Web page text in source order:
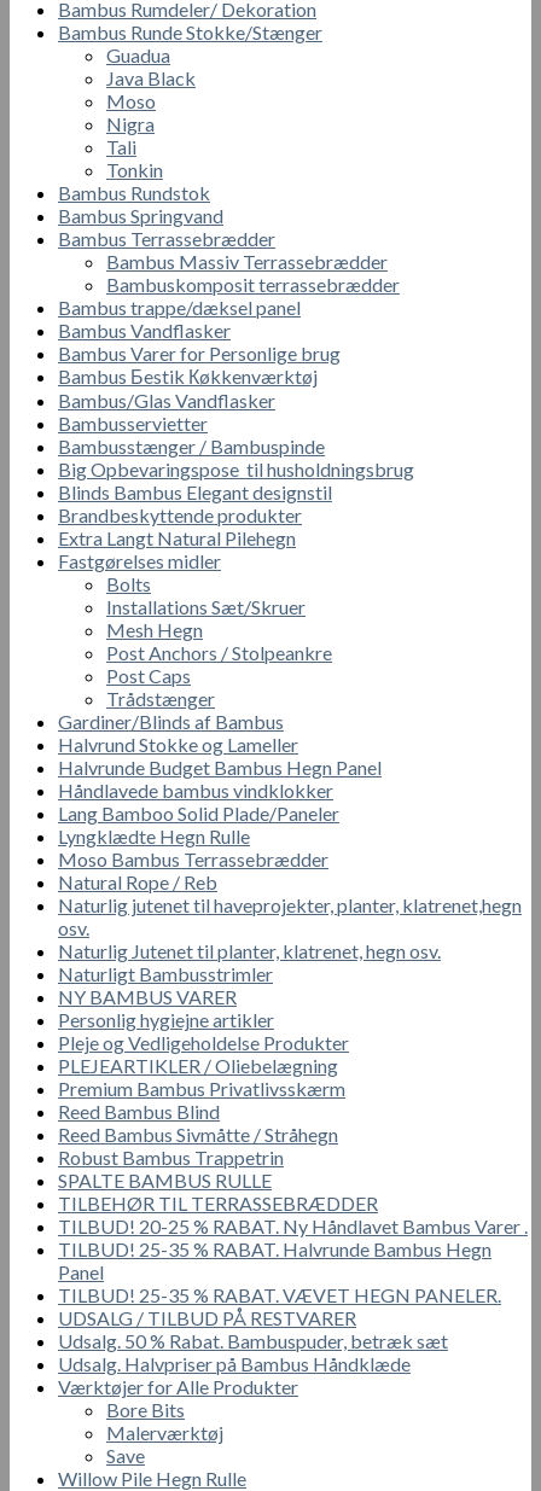
Bambus Rumdeler/ Dekoration
Bambus Runde Stokke/Stænger
Guadua
Java Black
Moso
Nigra
Tali
Tonkin
Bambus Rundstok
Bambus Springvand
Bambus Terrassebrædder
Bambus Massiv Terrassebrædder
Bambuskomposit terrassebrædder
Bambus trappe/dæksel panel
Bambus Vandflasker
Bambus Varer for Personlige brug
Bambus Бestik Кøkkenværktøj
Bambus/Glas Vandflasker
Bambusservietter
Bambusstænger / Bambuspinde
Big Opbevaringspose til husholdningsbrug
Blinds Bambus Elegant designstil
Brandbeskyttende produkter
Extra Langt Natural Pilehegn
Fastgørelses midler
Bolts
Installations Sæt/Skruer
Mesh Hegn
Post Anchors / Stolpeankre
Post Caps
Trådstænger
Gardiner/Blinds af Bambus
Halvrund Stokke og Lameller
Halvrunde Budget Bambus Hegn Panel
Håndlavede bambus vindklokker
Lang Bamboo Solid Plade/Paneler
Lyngklædte Hegn Rulle
Moso Bambus Terrassebrædder
Natural Rope / Reb
Naturlig jutenet til haveprojekter, planter, klatrenet,hegn
osv.
Naturlig Jutenet til planter, klatrenet, hegn osv.
Naturligt Bambusstrimler
NY BAMBUS VARER
Personlig hygiejne artikler
Pleje og Vedligeholdelse Produkter
PLEJEARTIKLER / Oliebelægning
Premium Bambus Privatlivsskærm
Reed Bambus Blind
Reed Bambus Sivmåtte / Stråhegn
Robust Bambus Trappetrin
SPALTE BAMBUS RULLE
TILBEHØR TIL TERRASSEBRÆDDER
TILBUD! 20-25 % RABAT. Ny Håndlavet Bambus Varer .
TILBUD! 25-35 % RABAT. Halvrunde Bambus Hegn
Panel
TILBUD! 25-35 % RABAT. VÆVET HEGN PANELER.
UDSALG / TILBUD PÅ RESTVARER
Udsalg. 50 % Rabat. Bambuspuder, betræk sæt
Udsalg. Halvpriser på Bambus Håndklæde
Værktøjer for Alle Produkter
Bore Bits
Malerværktøj
Save
Willow Pile Hegn Rulle